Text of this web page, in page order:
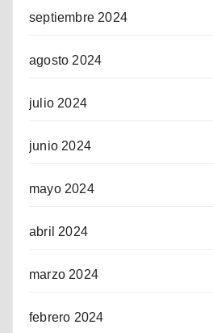
septiembre 2024
agosto 2024
julio 2024
junio 2024
mayo 2024
abril 2024
marzo 2024
febrero 2024